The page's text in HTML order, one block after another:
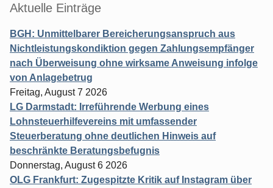
Aktuelle Einträge
BGH: Unmittelbarer Bereicherungsanspruch aus
Nichtleistungskondiktion gegen Zahlungsempfänger
nach Überweisung ohne wirksame Anweisung infolge
von Anlagebetrug
Freitag, August 7 2026
LG Darmstadt: Irreführende Werbung eines
Lohnsteuerhilfevereins mit umfassender
Steuerberatung ohne deutlichen Hinweis auf
beschränkte Beratungsbefugnis
Donnerstag, August 6 2026
OLG Frankfurt: Zugespitzte Kritik auf Instagram über